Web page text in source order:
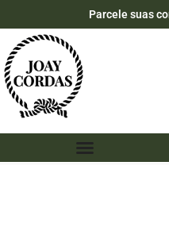
Parcele suas